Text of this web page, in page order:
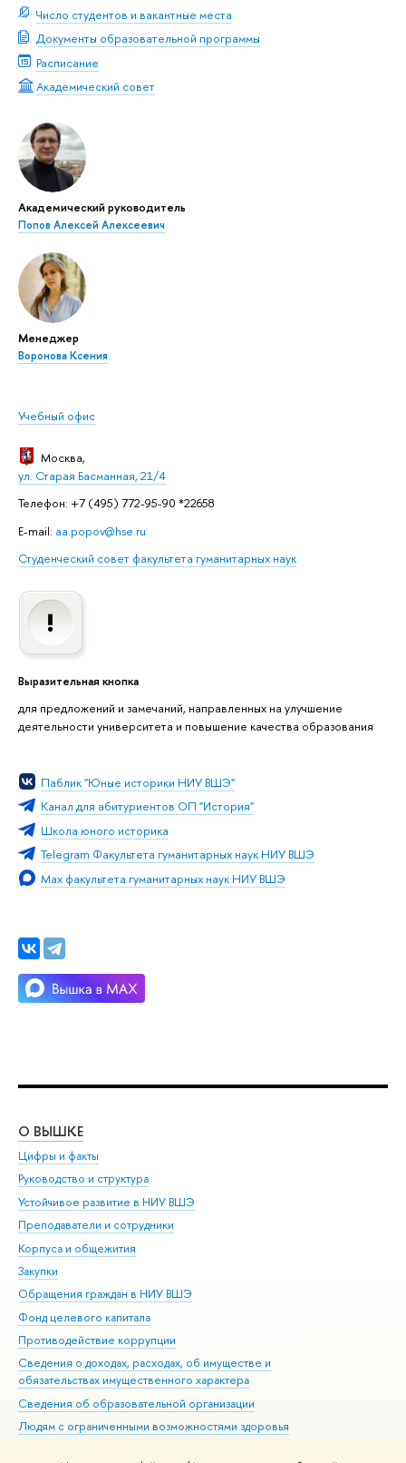
Число студентов и вакантные места
Документы образовательной программы
Расписание
Академический совет
Академический руководитель
Попов Алексей Алексеевич
Менеджер
Воронова Ксения
Учебный офис
Москва,
ул. Старая Басманная, 21/4
Телефон: +7 (495) 772-95-90 *22658
E-mail: aa.popov@hse.ru
Студенческий совет факультета гуманитарных наук
Выразительная кнопка
для предложений и замечаний, направленных на улучшение
деятельности университета и повышение качества образования
Паблик "Юные историки НИУ ВШЭ"
Канал для абитуриентов ОП "История"
Школа юного историка
Telegram Факультета гуманитарных наук НИУ ВШЭ
Max факультета гуманитарных наук НИУ ВШЭ
О ВЫШКЕ
Цифры и факты
Руководство и структура
Устойчивое развитие в НИУ ВШЭ
Преподаватели и сотрудники
Корпуса и общежития
Закупки
Обращения граждан в НИУ ВШЭ
Фонд целевого капитала
Противодействие коррупции
Сведения о доходах, расходах, об имуществе и
обязательствах имущественного характера
Сведения об образовательной организации
Людям с ограниченными возможностями здоровья